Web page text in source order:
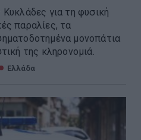
για τη φυσική
παραλίες, τα
μονοπάτια
της κληρονομιά.
Ελλάδα